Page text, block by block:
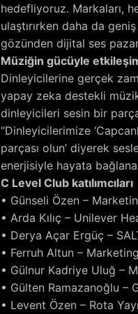
hedefliyoruz. Markaları,
ulaştırırken daha da
gözünden dijital ses
Müziğin gücüyle
Dinleyicilerine gerçek
yapay zeka destekli
dinleyicileri sesin bir
“Dinleyicilerimize
parçası olun’ diyerek
enerjisiyle hayata
C Level Club katılımcıları
• Günseli Özen –
• Arda Kılıç – Unilever
• Derya Açar Ergüç –
• Ferruh Altun –
• Gülnur Kadriye Uluğ –
• Gülten Ramazanoğlu –
• Levent Özen – Rota